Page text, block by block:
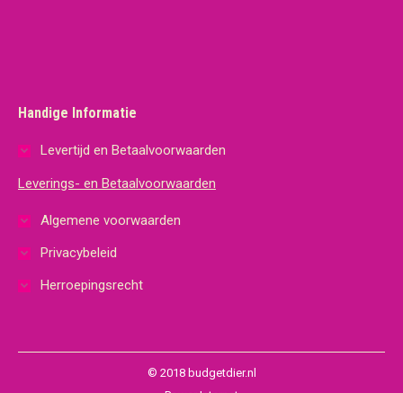
Handige Informatie
Levertijd en Betaalvoorwaarden
Leverings- en Betaalvoorwaarden
Algemene voorwaarden
Privacybeleid
Herroepingsrecht
© 2018 budgetdier.nl